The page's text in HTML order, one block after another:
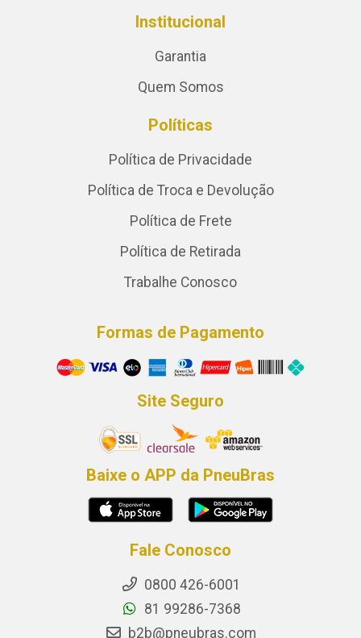
Institucional
Garantia
Quem Somos
Políticas
Política de Privacidade
Política de Troca e Devolução
Política de Frete
Política de Retirada
Trabalhe Conosco
Formas de Pagamento
Site Seguro
Baixe o APP da PneuBras
Fale Conosco
0800 426-6001
81 99286-7368
b2b@pneubras.com